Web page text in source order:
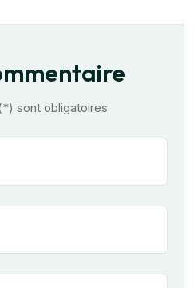
sont obligatoires